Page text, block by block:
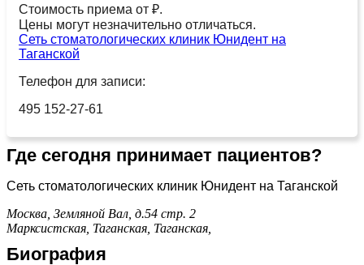
Стоимость приема от ₽.
Цены могут незначительно отличаться.
Сеть стоматологических клиник Юнидент на
Таганской
Телефон для записи:
495 152-27-61
Где сегодня принимает пациентов?
Сеть стоматологических клиник Юнидент на Таганской
Москва, Земляной Вал, д.54 стр. 2
Марксистская, Таганская, Таганская,
Биография